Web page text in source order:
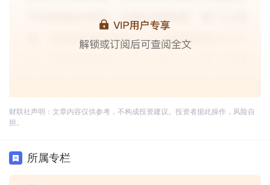
财联社声明：文章内容仅供参考，不构成投资建议。投资者据此操作，风险自
担。
所属专栏